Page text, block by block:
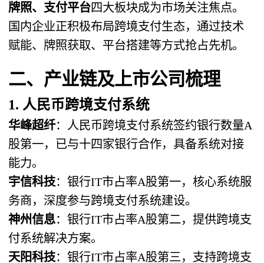
牌照、支付平台四大板块成为市场关注焦点。
国内企业正积极布局跨境支付生态，通过技术
赋能、牌照获取、平台搭建等方式抢占先机。
二、产业链及上市公司梳理
1. 人民币跨境支付系统
华峰超纤：人民币跨境支付系统签约银行数量A
股第一，已与十四家银行合作，具备系统对接
能力。
宇信科技：银行IT市占率A股第一，核心系统服
务商，深度参与跨境支付系统建设。
神州信息：银行IT市占率A股第二，提供跨境支
付系统解决方案。
天阳科技：银行IT市占率A股第三，支持跨境支